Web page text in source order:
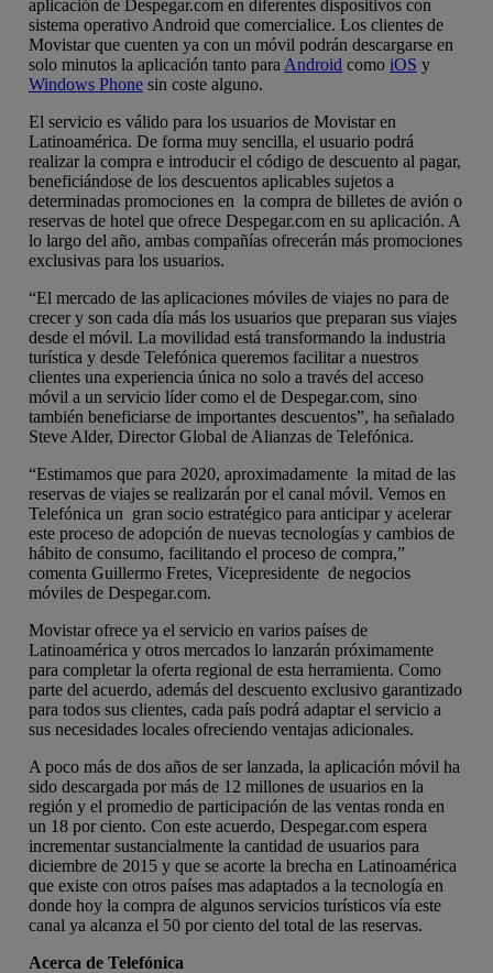
aplicación de Despegar.com en diferentes dispositivos con
sistema operativo Android que comercialice. Los clientes de
Movistar que cuenten ya con un móvil podrán descargarse en
solo minutos la aplicación tanto para Android como iOS y
Windows Phone sin coste alguno.
El servicio es válido para los usuarios de Movistar en
Latinoamérica. De forma muy sencilla, el usuario podrá
realizar la compra e introducir el código de descuento al pagar,
beneficiándose de los descuentos aplicables sujetos a
determinadas promociones en la compra de billetes de avión o
reservas de hotel que ofrece Despegar.com en su aplicación. A
lo largo del año, ambas compañías ofrecerán más promociones
exclusivas para los usuarios.
“El mercado de las aplicaciones móviles de viajes no para de
crecer y son cada día más los usuarios que preparan sus viajes
desde el móvil. La movilidad está transformando la industria
turística y desde Telefónica queremos facilitar a nuestros
clientes una experiencia única no solo a través del acceso
móvil a un servicio líder como el de Despegar.com, sino
también beneficiarse de importantes descuentos”, ha señalado
Steve Alder, Director Global de Alianzas de Telefónica.
“Estimamos que para 2020, aproximadamente la mitad de las
reservas de viajes se realizarán por el canal móvil. Vemos en
Telefónica un gran socio estratégico para anticipar y acelerar
este proceso de adopción de nuevas tecnologías y cambios de
hábito de consumo, facilitando el proceso de compra,”
comenta Guillermo Fretes, Vicepresidente de negocios
móviles de Despegar.com.
Movistar ofrece ya el servicio en varios países de
Latinoamérica y otros mercados lo lanzarán próximamente
para completar la oferta regional de esta herramienta. Como
parte del acuerdo, además del descuento exclusivo garantizado
para todos sus clientes, cada país podrá adaptar el servicio a
sus necesidades locales ofreciendo ventajas adicionales.
A poco más de dos años de ser lanzada, la aplicación móvil ha
sido descargada por más de 12 millones de usuarios en la
región y el promedio de participación de las ventas ronda en
un 18 por ciento. Con este acuerdo, Despegar.com espera
incrementar sustancialmente la cantidad de usuarios para
diciembre de 2015 y que se acorte la brecha en Latinoamérica
que existe con otros países mas adaptados a la tecnología en
donde hoy la compra de algunos servicios turísticos vía este
canal ya alcanza el 50 por ciento del total de las reservas.
Acerca de Telefónica